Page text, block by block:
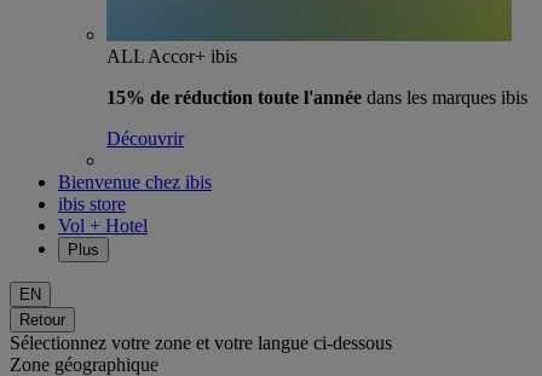
ALL Accor+ ibis
15% de réduction toute l'année dans les marques ibis
Découvrir
Bienvenue chez ibis
ibis store
Vol + Hotel
Plus
EN
Retour
Sélectionnez votre zone et votre langue ci-dessous
Zone géographique